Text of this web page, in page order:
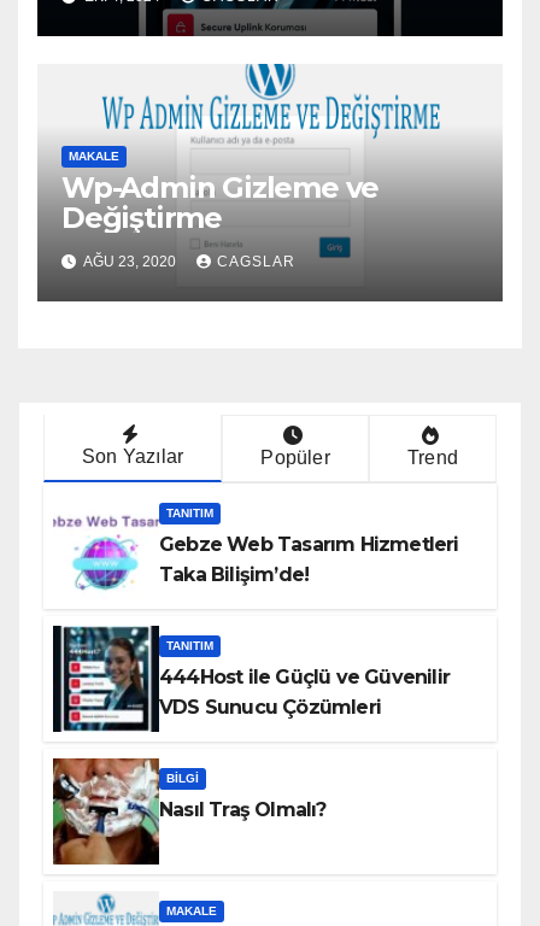
MAKALE
Wp-Admin Gizleme ve
Değiştirme
AĞU 23, 2020 CAGSLAR
Son Yazılar Popüler Trend
TANITIM
Gebze Web Tasarım Hizmetleri
Taka Bilişim’de!
TANITIM
444Host ile Güçlü ve Güvenilir
VDS Sunucu Çözümleri
BILGI
Nasıl Traş Olmalı?
MAKALE